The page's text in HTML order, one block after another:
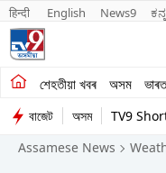
हिन्दी English News9
শেহতীয়া খবৰ অসম ভাৰত
শেহতীয়া খবৰ
অসমবাজেট অসম TV9
Assamese News